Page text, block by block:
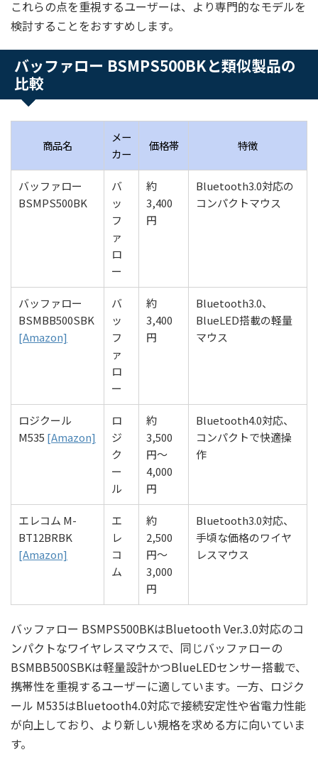
これらの点を重視するユーザーは、より専門的なモデルを
検討することをおすすめします。
バッファロー BSMPS500BKと類似製品の
比較
商品名
メー
カー
価格帯 特徴
バッファロー
BSMPS500BK
バ
ッ
フ
ァ
ロ
ー
約
3,400
円
Bluetooth3.0対応の
コンパクトマウス
バッファロー
BSMBB500SBK
[Amazon]
バ
ッ
フ
ァ
ロ
ー
約
3,400
円
Bluetooth3.0、
BlueLED搭載の軽量
マウス
ロジクール
M535 [Amazon]
ロ
ジ
ク
ー
ル
約
3,500
円〜
4,000
円
Bluetooth4.0対応、
コンパクトで快適操
作
エレコム M-
BT12BRBK
[Amazon]
エ
レ
コ
ム
約
2,500
円〜
3,000
円
Bluetooth3.0対応、
手頃な価格のワイヤ
レスマウス
バッファロー BSMPS500BKはBluetooth Ver.3.0対応のコ
ンパクトなワイヤレスマウスで、同じバッファローの
BSMBB500SBKは軽量設計かつBlueLEDセンサー搭載で、
携帯性を重視するユーザーに適しています。一方、ロジク
ール M535はBluetooth4.0対応で接続安定性や省電力性能
が向上しており、より新しい規格を求める方に向いていま
す。